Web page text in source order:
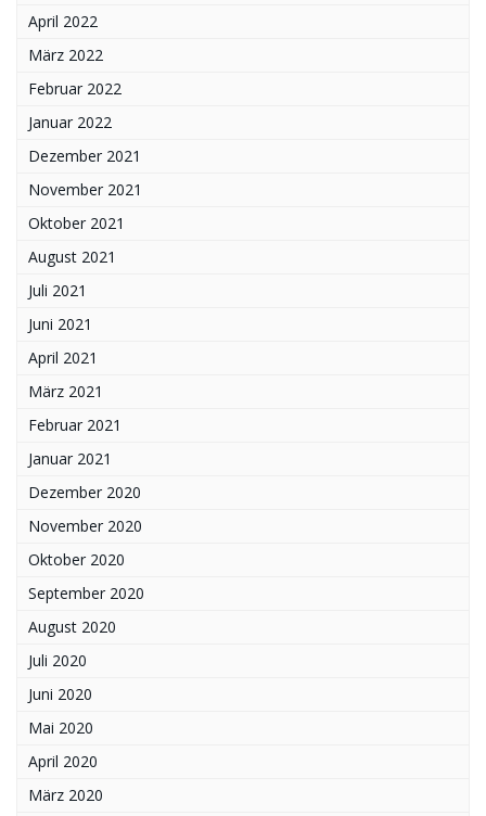
April 2022
März 2022
Februar 2022
Januar 2022
Dezember 2021
November 2021
Oktober 2021
August 2021
Juli 2021
Juni 2021
April 2021
März 2021
Februar 2021
Januar 2021
Dezember 2020
November 2020
Oktober 2020
September 2020
August 2020
Juli 2020
Juni 2020
Mai 2020
April 2020
März 2020